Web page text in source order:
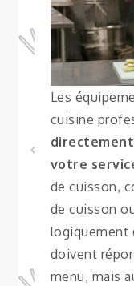
Les
cuisine
votre
de cuisson,
de cuisson
logiquement
doivent
menu, mais